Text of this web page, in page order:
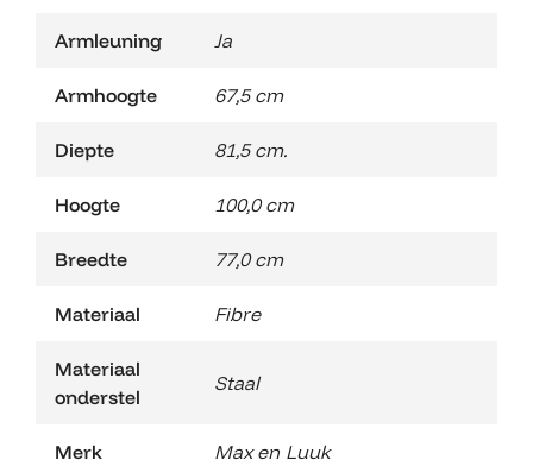
Armleuning Ja
Armhoogte 67,5 cm
Diepte 81,5 cm.
Hoogte 100,0 cm
Breedte 77,0 cm
Materiaal Fibre
Materiaal
onderstel
Staal
Merk Max en Luuk